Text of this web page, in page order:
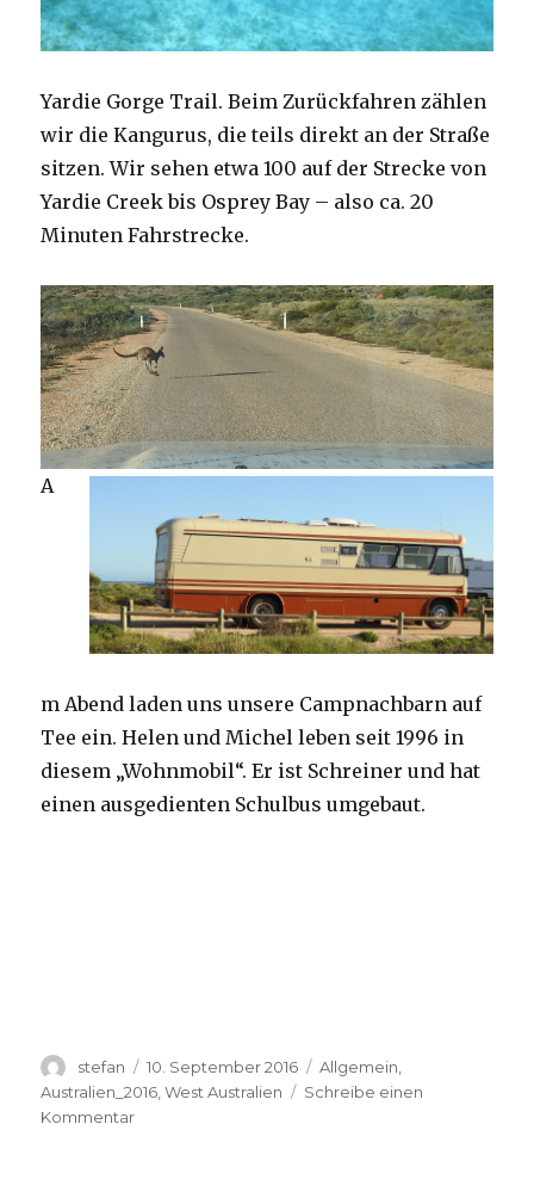
Yardie Gorge Trail. Beim Zurückfahren zählen
wir die Kangurus, die teils direkt an der Straße
sitzen. Wir sehen etwa 100 auf der Strecke von
Yardie Creek bis Osprey Bay – also ca. 20
Minuten Fahrstrecke.
A
m Abend laden uns unsere Campnachbarn auf
Tee ein. Helen und Michel leben seit 1996 in
diesem „Wohnmobil“. Er ist Schreiner und hat
einen ausgedienten Schulbus umgebaut.
Autor
stefan
Veröffentlicht
am
10. September 2016 Kategorien
Allgemein
Australien_2016 ,West Australien
Schreibe einen
Kommentarzu